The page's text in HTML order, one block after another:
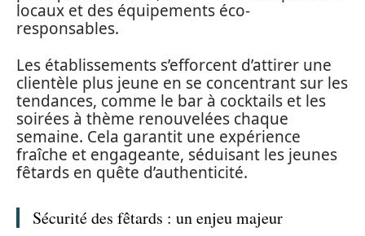
locaux et des équipements éco-
responsables.
Les établissements s’efforcent d’attirer une
clientèle plus jeune en se concentrant sur les
tendances, comme le bar à cocktails et les
soirées à thème renouvelées chaque
semaine. Cela garantit une expérience
fraîche et engageante, séduisant les jeunes
fêtards en quête d’authenticité.
Sécurité des fêtards : un enjeu majeur